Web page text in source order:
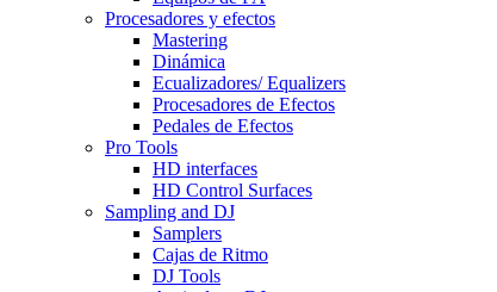
Procesadores y efectos
Mastering
Dinámica
Ecualizadores/ Equalizers
Procesadores de Efectos
Pedales de Efectos
Pro Tools
HD interfaces
HD Control Surfaces
Sampling and DJ
Samplers
Cajas de Ritmo
DJ Tools